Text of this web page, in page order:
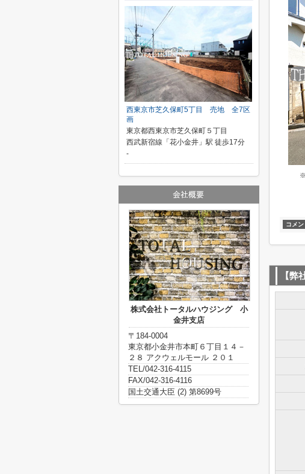
※
コメン
【
西東京市芝久保町5丁目 売地 全7区
画
東京都西東京市芝久保町５丁目
西武新宿線「花小金井」駅 徒歩17分
-
株式会社トータルハウジング 小
金井支店
〒184-0004
東京都小金井市本町６丁目１４－
２８ アクウェルモール ２０１
TEL/042-316-4115
FAX/042-316-4116
国土交通大臣 (2) 第8699号